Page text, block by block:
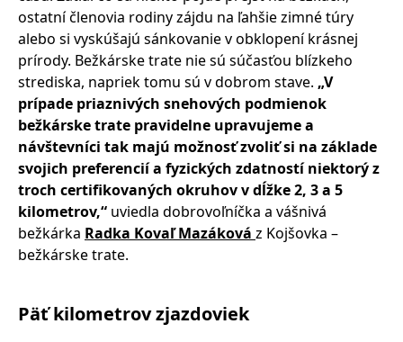
ostatní členovia rodiny zájdu na ľahšie zimné túry
alebo si vyskúšajú sánkovanie v obklopení krásnej
prírody. Bežkárske trate nie sú súčasťou blízkeho
strediska, napriek tomu sú v dobrom stave. „V
prípade priaznivých snehových podmienok
bežkárske trate pravidelne upravujeme a
návštevníci tak majú možnosť zvoliť si na základe
svojich preferencií a fyzických zdatností niektorý z
troch certifikovaných okruhov v dĺžke 2, 3 a 5
kilometrov,“ uviedla dobrovoľníčka a vášnivá
bežkárka Radka Kovaľ Mazáková z Kojšovka –
bežkárske trate.
Päť kilometrov zjazdoviek